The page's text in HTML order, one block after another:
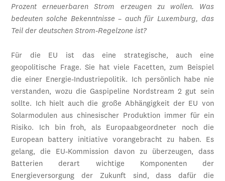
Prozent erneuerbaren Strom erzeugen zu wollen. Was
bedeuten solche Bekenntnisse – auch für Luxemburg, das
Teil der deutschen Strom-Regelzone ist?
Für die EU ist das eine strategische, auch eine
geopolitische Frage. Sie hat viele Facetten, zum Beispiel
die einer Energie-Industriepolitik. Ich persönlich habe nie
verstanden, wozu die Gaspipeline Nordstream 2 gut sein
sollte. Ich hielt auch die große Abhängigkeit der EU von
Solarmodulen aus chinesischer Produktion immer für ein
Risiko. Ich bin froh, als Europaabgeordneter noch die
European battery initiative vorangebracht zu haben. Es
gelang, die EU-Kommission davon zu überzeugen, dass
Batterien derart wichtige Komponenten der
Energieversorgung der Zukunft sind, dass dafür die